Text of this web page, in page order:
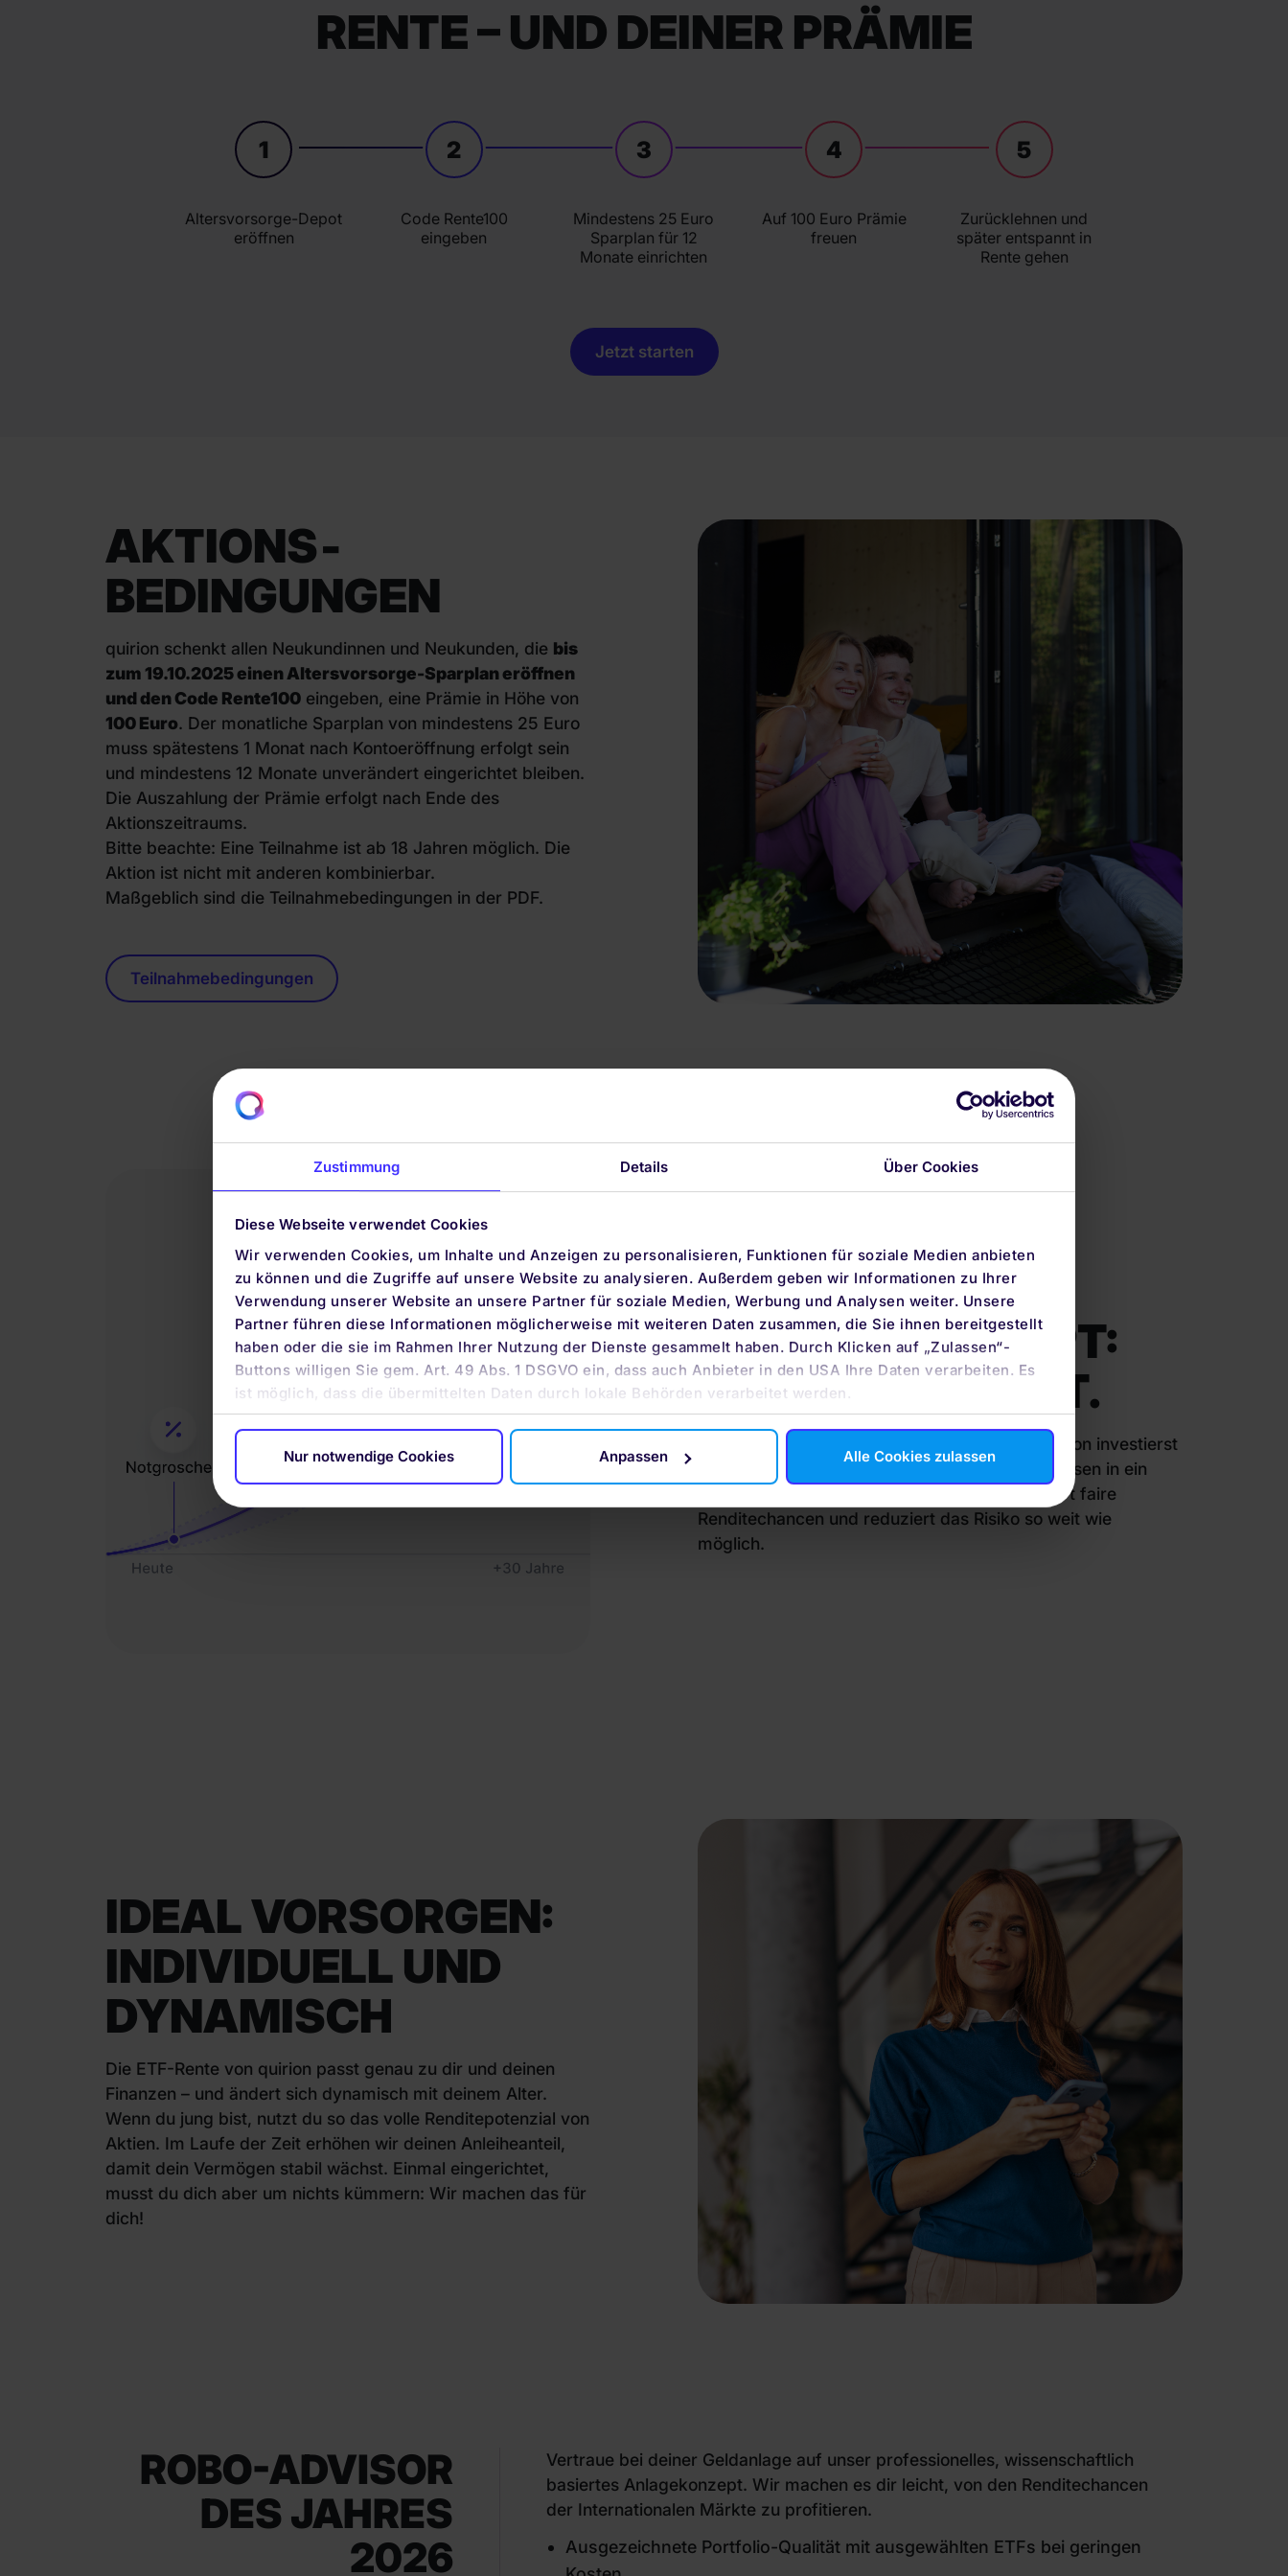
Zustimmung Details Über Cookies
Diese Webseite verwendet Cookies
Wir verwenden Cookies, um Inhalte und Anzeigen zu personalisieren, Funktionen für soziale Medien anbieten
zu können und die Zugriffe auf unsere Website zu analysieren. Außerdem geben wir Informationen zu Ihrer
Verwendung unserer Website an unsere Partner für soziale Medien, Werbung und Analysen weiter. Unsere
Partner führen diese Informationen möglicherweise mit weiteren Daten zusammen, die Sie ihnen bereitgestellt
haben oder die sie im Rahmen Ihrer Nutzung der Dienste gesammelt haben. Durch Klicken auf „Zulassen“-
Buttons willigen Sie gem. Art. 49 Abs. 1 DSGVO ein, dass auch Anbieter in den USA Ihre Daten verarbeiten. Es
ist möglich, dass die übermittelten Daten durch lokale Behörden verarbeitet werden.
Nur notwendige Cookies Anpassen Alle Cookies zulassen
RENTE – UND DEINER PRÄMIE
1
Altersvorsorge-Depot
eröffnen
2
Code Rente100
eingeben
3
Mindestens 25 Euro
Sparplan für 12
Monate einrichten
4
Auf 100 Euro Prämie
freuen
5
Zurücklehnen und
später entspannt in
Rente gehen
Jetzt starten
AKTIONS­
BEDINGUNGEN
quirion schenkt allen Neukundinnen und Neukunden, die bis
zum 19.10.2025 einen Altersvorsorge-Sparplan eröffnen
und den Code Rente100 eingeben, eine Prämie in Höhe von
100 Euro. Der monatliche Sparplan von mindestens 25 Euro
muss spätestens 1 Monat nach Kontoeröffnung erfolgt sein
und mindestens 12 Monate unverändert eingerichtet bleiben.
Die Auszahlung der Prämie erfolgt nach Ende des
Aktionszeitraums.
Bitte beachte: Eine Teilnahme ist ab 18 Jahren möglich. Die
Aktion ist nicht mit anderen kombinierbar.
Maßgeblich sind die Teilnahmebedingungen in der PDF.
Teilnahmebedingungen
UNSER
ANLAGEKONZEPT:
AUSGEZEICHNET.
Mit dem automatisierten ETF-Portfolio von quirion investierst
du basierend auf wissenschaftlichen Erkenntnissen in ein
global diversifiziertes ETF-Portfolio. Das sichert faire
Renditechancen und reduziert das Risiko so weit wie
möglich.
IDEAL VORSORGEN:
INDIVIDUELL UND
DYNAMISCH
Die ETF-Rente von quirion passt genau zu dir und deinen
Finanzen – und ändert sich dynamisch mit deinem Alter.
Wenn du jung bist, nutzt du so das volle Renditepotenzial von
Aktien. Im Laufe der Zeit erhöhen wir deinen Anleiheanteil,
damit dein Vermögen stabil wächst. Einmal eingerichtet,
musst du dich aber um nichts kümmern: Wir machen das für
dich!
ROBO-ADVISOR
DES JAHRES
2026
Vertraue bei deiner Geldanlage auf unser professionelles, wissenschaftlich
basiertes Anlagekonzept. Wir machen es dir leicht, von den Renditechancen
der Internationalen Märkte zu profitieren.
Ausgezeichnete Portfolio-Qualität mit ausgewählten ETFs bei geringen